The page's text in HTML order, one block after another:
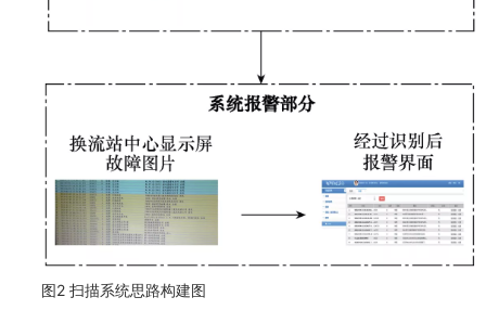
图2 扫描系统思路构建图